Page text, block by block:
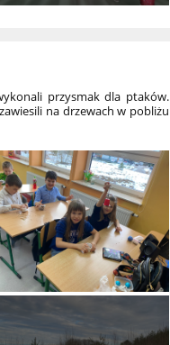
przysmak dla ptaków.
na drzewach w pobliżu